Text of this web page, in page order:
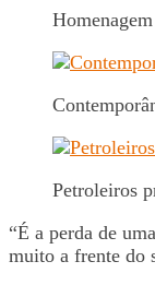
Petroleiros
“É a perda de
muito a frente do